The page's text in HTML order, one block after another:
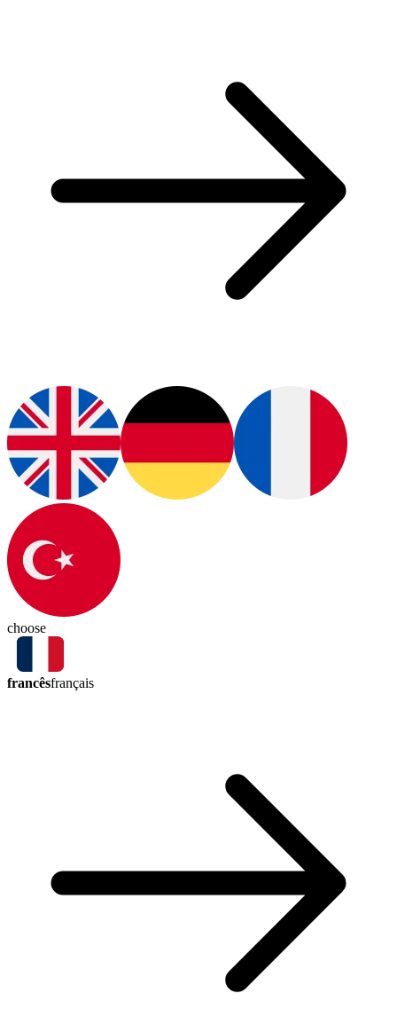
choose
francêsfrançais